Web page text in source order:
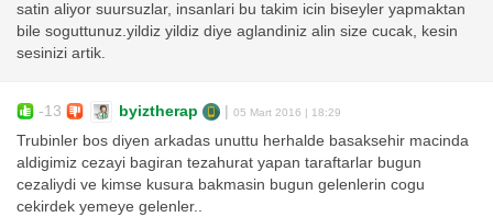
satin aliyor suursuzlar, insanlari bu takim icin biseyler yapmaktan
bile soguttunuz.yildiz yildiz diye aglandiniz alin size cucak, kesin
sesinizi artik.
-13 byiztherap 05 Mart 2016 | 18:29
Trubinler bos diyen arkadas unuttu herhalde basaksehir macinda
aldigimiz cezayi bagiran tezahurat yapan taraftarlar bugun
cezaliydi ve kimse kusura bakmasin bugun gelenlerin cogu
cekirdek yemeye gelenler..